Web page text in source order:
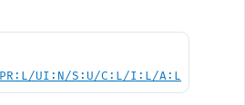
PR:L/UI:N/S:U/C:L/I:L/A:L